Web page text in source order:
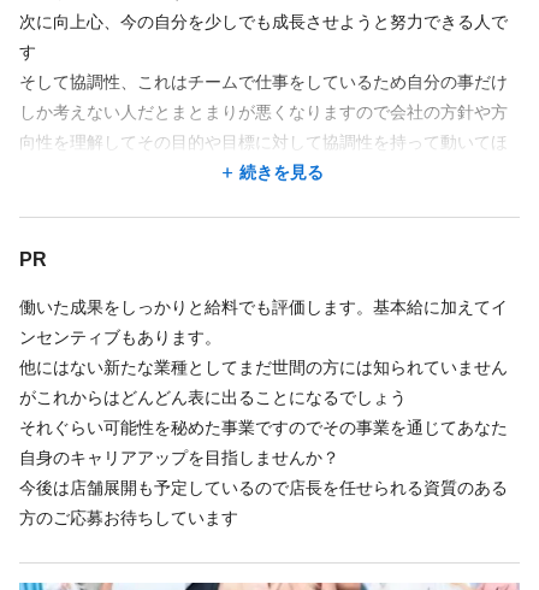
次に向上心、今の自分を少しでも成長させようと努力できる人で
す
そして協調性、これはチームで仕事をしているため自分の事だけ
しか考えない人だとまとまりが悪くなりますので会社の方針や方
向性を理解してその目的や目標に対して協調性を持って動いてほ
これはしっかりと相手のモチベーションを上げ指導してあげるこ
資格はなくても先生という立ち位置でしっかりと指導してあげる
ことがお客様のためにもなります。
そういったコミュニケーション力をあげるためにも日々努力する
その努力することを惜しまない向上心のある方を求めます。
続きを見る
PR
働いた成果をしっかりと給料でも評価します。基本給に加えてイ
ンセンティブもあります。
他にはない新たな業種としてまだ世間の方には知られていません
がこれからはどんどん表に出ることになるでしょう
それぐらい可能性を秘めた事業ですのでその事業を通じてあなた
自身のキャリアアップを目指しませんか？
今後は店舗展開も予定しているので店長を任せられる資質のある
方のご応募お待ちしています